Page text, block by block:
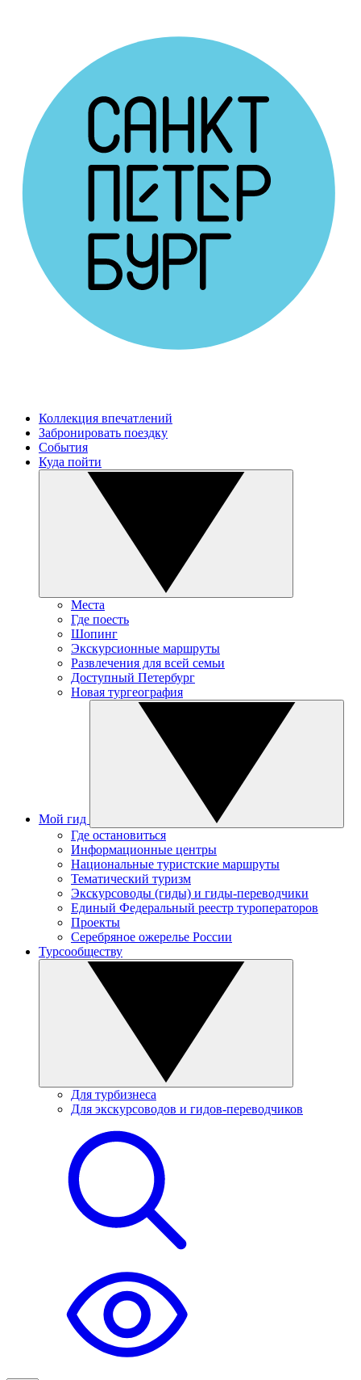
Коллекция впечатлений
Забронировать поездку
События
Куда пойти
Места
Где поесть
Шопинг
Экскурсионные маршруты
Развлечения для всей семьи
Доступный Петербург
Новая тургеография
Мой гид
Где остановиться
Информационные центры
Национальные туристские маршруты
Тематический туризм
Экскурсоводы (гиды) и гиды-переводчики
Единый Федеральный реестр туроператоров
Проекты
Серебряное ожерелье России
Турсообществу
Для турбизнеса
Для экскурсоводов и гидов-переводчиков